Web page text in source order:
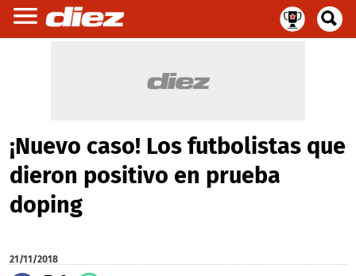
¡Nuevo caso! Los futbolistas que
dieron positivo en prueba
doping
21/11/2018